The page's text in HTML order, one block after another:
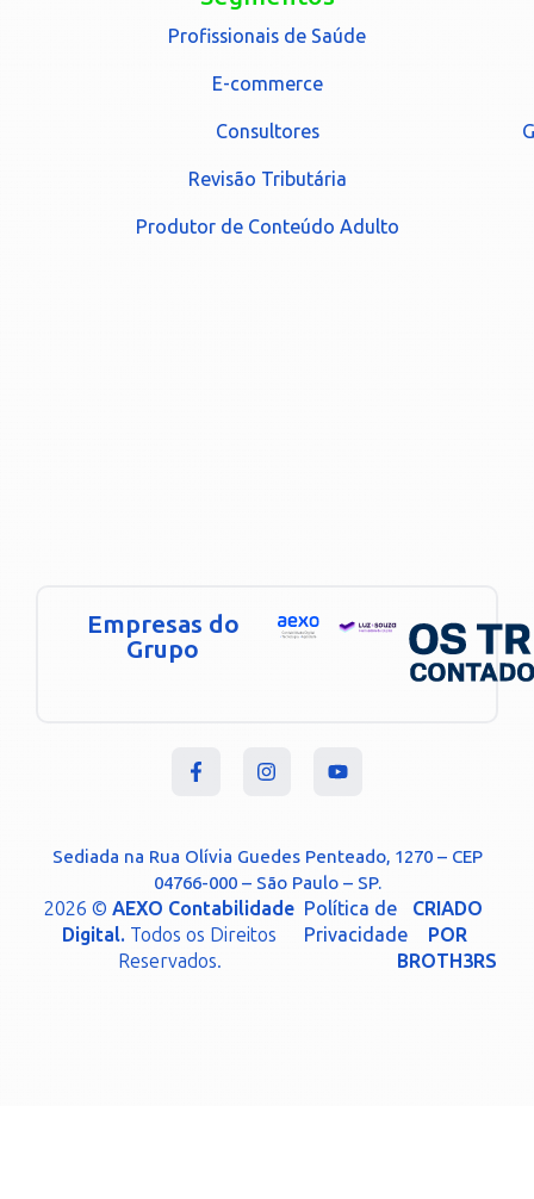
Profissionais de Saúde
E-commerce
Consultores
Revisão Tributária
Produtor de Conteúdo Adulto
Empresas do
Grupo
Sediada na Rua Olívia Guedes Penteado, 1270 – CEP
04766-000 – São Paulo – SP.
2026 ©AEXO Contabilidade
Digital. Todos os Direitos
Reservados.
Política de
Privacidade
CRIADO
POR
BROTH3RS